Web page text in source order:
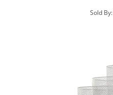
Sold By: